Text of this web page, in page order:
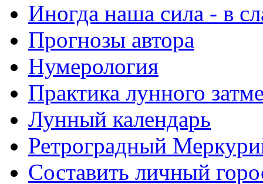
Иногда наша сила - в
Прогнозы автора
Нумерология
Практика лунного
Лунный календарь
Ретроградный
Составить личный